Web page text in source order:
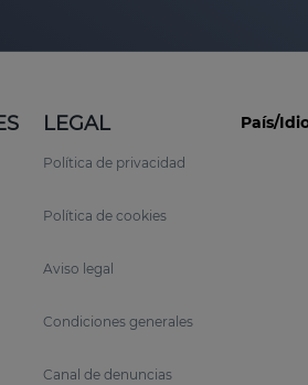
LEGAL
Política de privacidad
Política de cookies
Aviso legal
Condiciones generales
Canal de denuncias
País/